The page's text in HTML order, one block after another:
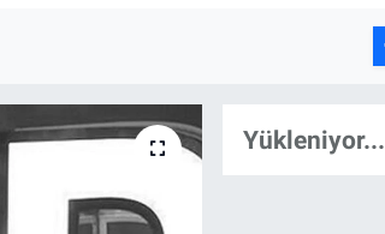
Yükleniyor...